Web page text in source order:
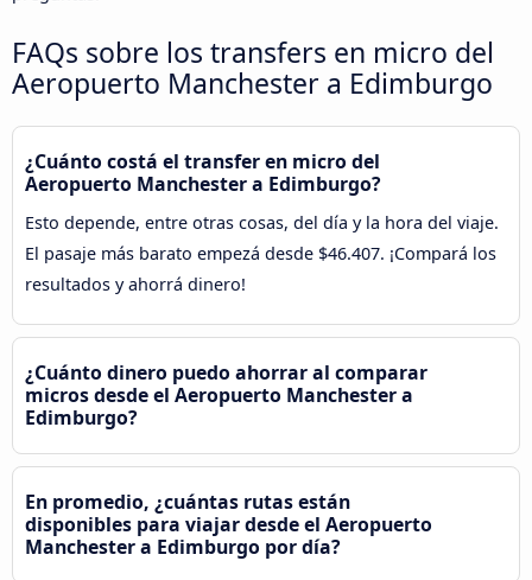
FAQs sobre los transfers en micro del
Aeropuerto Manchester a Edimburgo
¿Cuánto costá el transfer en micro del
Aeropuerto Manchester a Edimburgo?
Esto depende, entre otras cosas, del día y la hora del viaje.
El pasaje más barato empezá desde $46.407. ¡Compará los
resultados y ahorrá dinero!
¿Cuánto dinero puedo ahorrar al comparar
micros desde el Aeropuerto Manchester a
Edimburgo?
En promedio, ¿cuántas rutas están
disponibles para viajar desde el Aeropuerto
Manchester a Edimburgo por día?